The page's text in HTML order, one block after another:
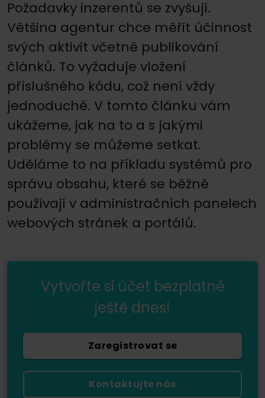
Požadavky inzerentů se zvyšují.
Většina agentur chce měřit účinnost
svých aktivit včetně publikování
článků. To vyžaduje vložení
příslušného kódu, což není vždy
jednoduché. V tomto článku vám
ukážeme, jak na to a s jakými
problémy se můžeme setkat.
Uděláme to na příkladu systémů pro
správu obsahu, které se běžně
používají v administračních panelech
webových stránek a portálů.
Vytvořte si účet bezplatně
ještě dnes!
Zaregistrovat se
Kontaktujte nás